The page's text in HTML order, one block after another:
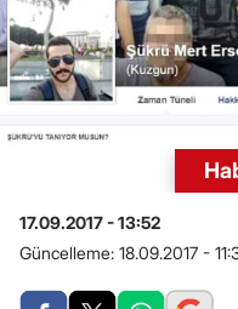
17.09.2017 - 13:52
Güncelleme: 18.09.2017 -